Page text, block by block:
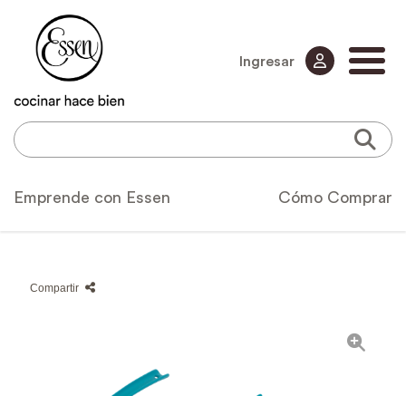
Ingresar
Emprende con Essen Cómo Comprar
Compartir